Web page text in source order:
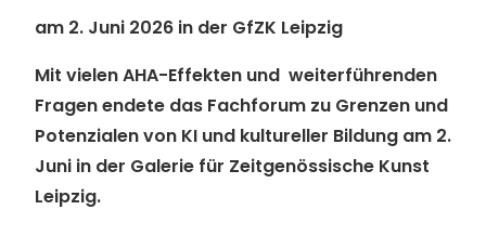
am 2. Juni 2026 in der GfZK Leipzig
Mit vielen AHA-Effekten und weiterführenden
Fragen endete das Fachforum zu Grenzen und
Potenzialen von KI und kultureller Bildung am 2.
Juni in der Galerie für Zeitgenössische Kunst
Leipzig.